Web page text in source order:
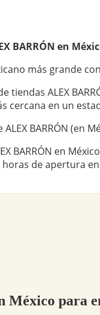
BARRÓN en
más grande
tiendas ALEX
cercana en un
BARRÓN (en
BARRÓN en México
de apertura en
México para